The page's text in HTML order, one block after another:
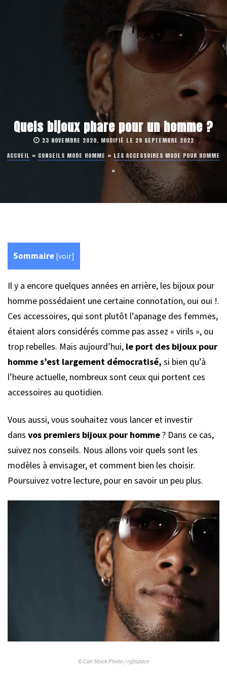
Quels bijoux phare pour un homme ?
23 NOVEMBRE 2020, MODIFIÉ LE 28 SEPTEMBRE 2022
ACCUEIL » CONSEILS MODE HOMME » LES ACCESSOIRES MODE POUR HOMME
»
Sommaire [voir]
Il y a encore quelques années en arrière, les bijoux pour
homme possédaient une certaine connotation, oui oui !.
Ces accessoires, qui sont plutôt l’apanage des femmes,
étaient alors considérés comme pas assez « virils », ou
trop rebelles. Mais aujourd’hui, le port des bijoux pour
homme s’est largement démocratisé, si bien qu’à
l’heure actuelle, nombreux sont ceux qui portent ces
accessoires au quotidien.
Vous aussi, vous souhaitez vous lancer et investir
dans vos premiers bijoux pour homme? Dans ce cas,
suivez nos conseils. Nous allons voir quels sont les
modèles à envisager, et comment bien les choisir.
Poursuivez votre lecture, pour en savoir un peu plus.
© Can Stock Photo / rgbspace